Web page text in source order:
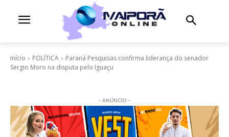
Início POLÍTICA
Paraná Pesquisas confirma liderança do senador
Sergio Moro na disputa pelo Iguaçu
- ANÚNCIO -